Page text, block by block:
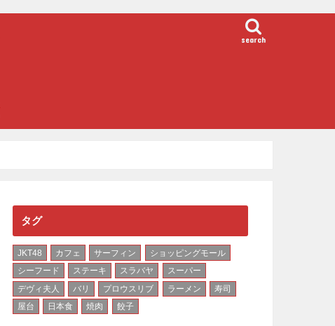
search
タグ
JKT48 カフェ サーフィン
ショッピングモール
シーフード
ステーキ スラバヤ
スーパー
デヴィ夫人
バリ プロウスリブ ラーメン
寿司
屋台
日本食 焼肉 餃子